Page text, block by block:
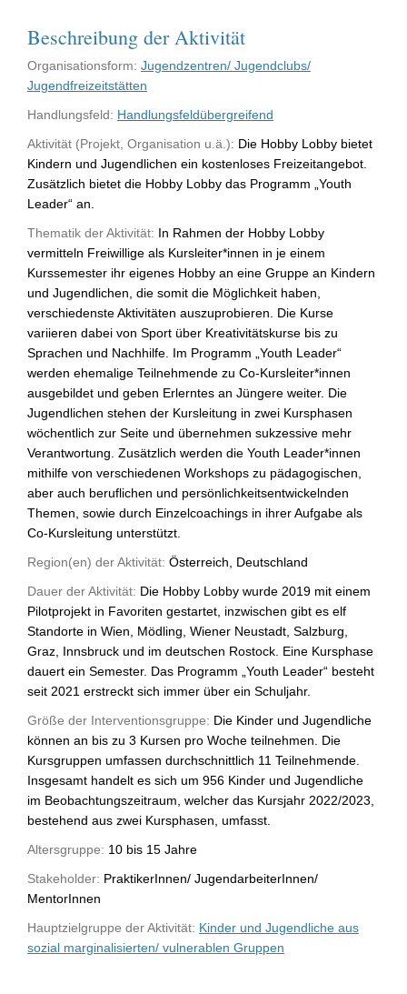
Beschreibung der Aktivität
Organisationsform: Jugendzentren/ Jugendclubs/
Jugendfreizeitstätten
Handlungsfeld: Handlungsfeldübergreifend
Aktivität (Projekt, Organisation u.ä.): Die Hobby Lobby bietet
Kindern und Jugendlichen ein kostenloses Freizeitangebot.
Zusätzlich bietet die Hobby Lobby das Programm „Youth
Leader“ an.
Thematik der Aktivität: In Rahmen der Hobby Lobby
vermitteln Freiwillige als Kursleiter*innen in je einem
Kurssemester ihr eigenes Hobby an eine Gruppe an Kindern
und Jugendlichen, die somit die Möglichkeit haben,
verschiedenste Aktivitäten auszuprobieren. Die Kurse
variieren dabei von Sport über Kreativitätskurse bis zu
Sprachen und Nachhilfe. Im Programm „Youth Leader“
werden ehemalige Teilnehmende zu Co-Kursleiter*innen
ausgebildet und geben Erlerntes an Jüngere weiter. Die
Jugendlichen stehen der Kursleitung in zwei Kursphasen
wöchentlich zur Seite und übernehmen sukzessive mehr
Verantwortung. Zusätzlich werden die Youth Leader*innen
mithilfe von verschiedenen Workshops zu pädagogischen,
aber auch beruflichen und persönlichkeitsentwickelnden
Themen, sowie durch Einzelcoachings in ihrer Aufgabe als
Co-Kursleitung unterstützt.
Region(en) der Aktivität: Österreich, Deutschland
Dauer der Aktivität: Die Hobby Lobby wurde 2019 mit einem
Pilotprojekt in Favoriten gestartet, inzwischen gibt es elf
Standorte in Wien, Mödling, Wiener Neustadt, Salzburg,
Graz, Innsbruck und im deutschen Rostock. Eine Kursphase
dauert ein Semester. Das Programm „Youth Leader“ besteht
seit 2021 erstreckt sich immer über ein Schuljahr.
Größe der Interventionsgruppe: Die Kinder und Jugendliche
können an bis zu 3 Kursen pro Woche teilnehmen. Die
Kursgruppen umfassen durchschnittlich 11 Teilnehmende.
Insgesamt handelt es sich um 956 Kinder und Jugendliche
im Beobachtungszeitraum, welcher das Kursjahr 2022/2023,
bestehend aus zwei Kursphasen, umfasst.
Altersgruppe: 10 bis 15 Jahre
Stakeholder: PraktikerInnen/ JugendarbeiterInnen/
MentorInnen
Hauptzielgruppe der Aktivität: Kinder und Jugendliche aus
sozial marginalisierten/ vulnerablen Gruppen